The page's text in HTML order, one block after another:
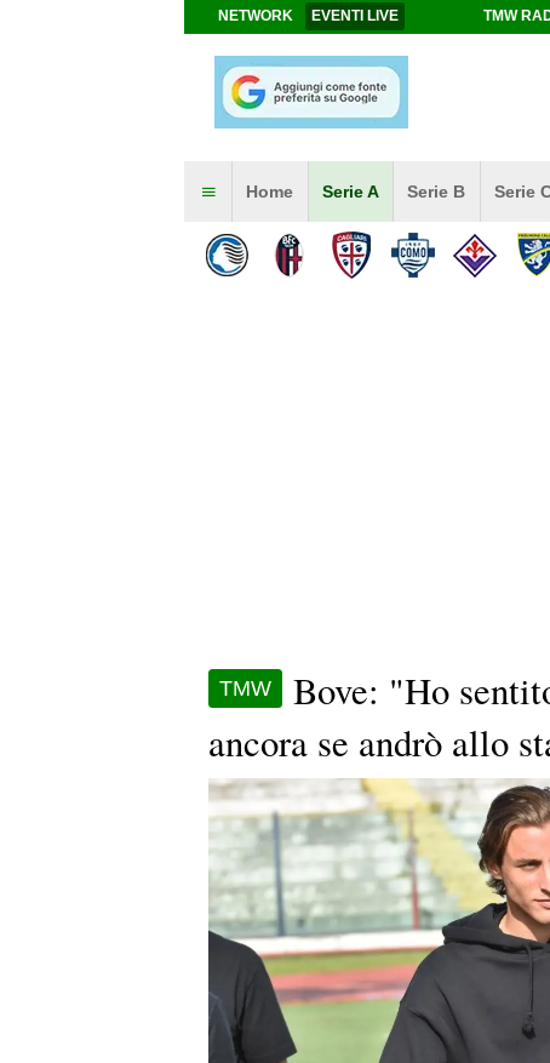
NETWORK EVENTI LIVE TMW
Home Serie A Serie B Serie
TMW
Bove: "Ho
ancora se andrò allo